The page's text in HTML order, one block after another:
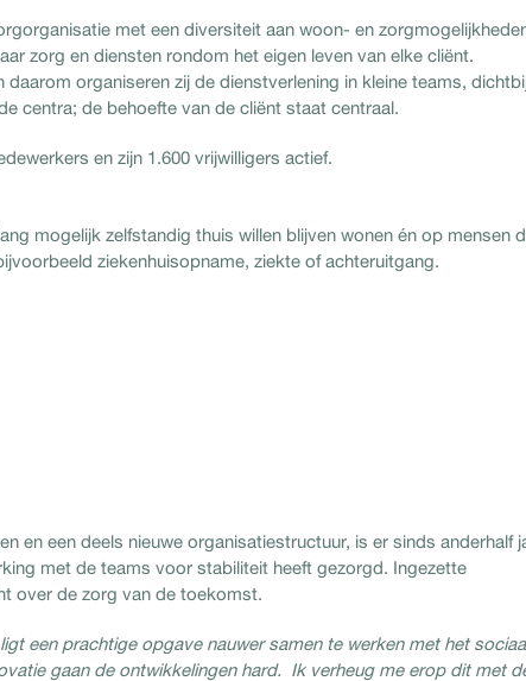
met een diversiteit aan woon- en
zorg en diensten rondom het eigen leven van elke cliënt.
organiseren zij de dienstverlening in kleine teams,
centra; de behoefte van de cliënt staat centraal.
en zijn 1.600 vrijwilligers actief.
mogelijk zelfstandig thuis willen blijven wonen én op mensen
ziekenhuisopname, ziekte of achteruitgang.
en een deels nieuwe organisatiestructuur, is er sinds anderhalf
met de teams voor stabiliteit heeft gezorgd. Ingezette
over de zorg van de toekomst.
ligt een prachtige opgave nauwer samen te werken met het
gaan de ontwikkelingen hard. Ik verheug me erop dit met